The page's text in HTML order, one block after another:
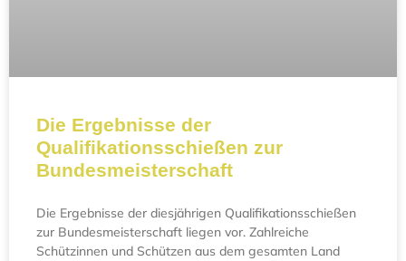
Die Ergebnisse der
Qualifikationsschießen zur
Bundesmeisterschaft
Die Ergebnisse der diesjährigen Qualifikationsschießen
zur Bundesmeisterschaft liegen vor. Zahlreiche
Schützinnen und Schützen aus dem gesamten Land